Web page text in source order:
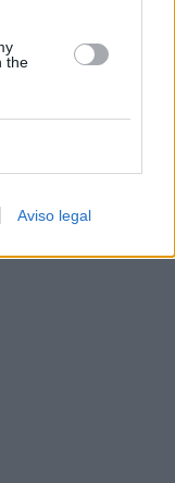
the
Aviso legal